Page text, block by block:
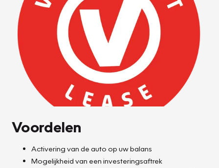
Voordelen
Activering van de auto op uw balans
Mogelijkheid van een investeringsaftrek